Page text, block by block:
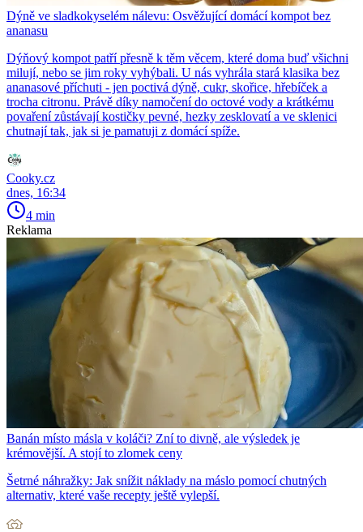
Dýně ve sladkokyselém nálevu: Osvěžující domácí kompot bez
ananasu
Dýňový kompot patří přesně k těm věcem, které doma buď všichni
milují, nebo se jim roky vyhýbali. U nás vyhrála stará klasika bez
ananasové příchuti - jen poctivá dýně, cukr, skořice, hřebíček a
trocha citronu. Právě díky namočení do octové vody a krátkému
povaření zůstávají kostičky pevné, hezky zesklovatí a ve sklenici
chutnají tak, jak si je pamatuji z domácí spíže.
Cooky.cz
dnes, 16:34
4 min
Reklama
Banán místo másla v koláči? Zní to divně, ale výsledek je
krémovější. A stojí to zlomek ceny
Šetrné náhražky: Jak snížit náklady na máslo pomocí chutných
alternativ, které vaše recepty ještě vylepší.